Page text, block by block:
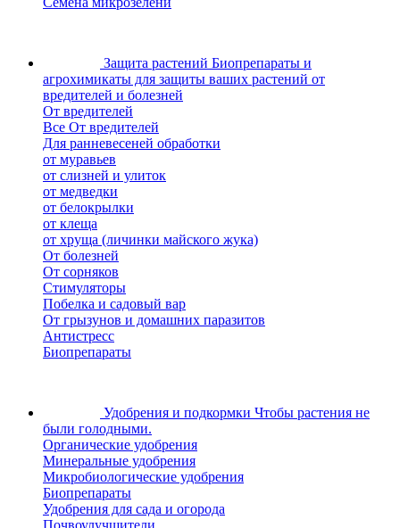
Защита растений Биопрепараты и
агрохимикаты для защиты ваших растений от
вредителей и болезней
От вредителей
Все От вредителей
Для ранневесеней обработки
от муравьев
от слизней и улиток
от медведки
от белокрылки
от клеща
от хруща (личинки майского жука)
От болезней
От сорняков
Стимуляторы
Побелка и садовый вар
От грызунов и домашних паразитов
Антистресс
Биопрепараты
Удобрения и подкормки Чтобы растения не
были голодными.
Органические удобрения
Минеральные удобрения
Микробиологические удобрения
Биопрепараты
Удобрения для сада и огорода
Почвоулучшители